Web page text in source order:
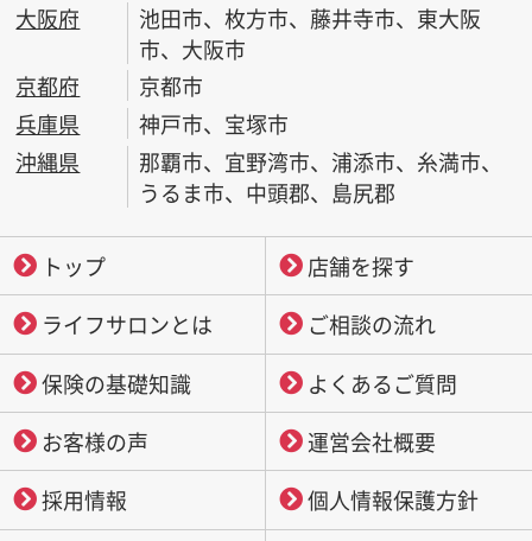
大阪府
池田市、枚方市、藤井寺市、東大阪
市、大阪市
京都府
京都市
兵庫県
神戸市、宝塚市
沖縄県
那覇市、宜野湾市、浦添市、糸満市、
うるま市、中頭郡、島尻郡
トップ
店舗を探す
ライフサロンとは
ご相談の流れ
保険の基礎知識
よくあるご質問
お客様の声
運営会社概要
採用情報
個人情報保護方針